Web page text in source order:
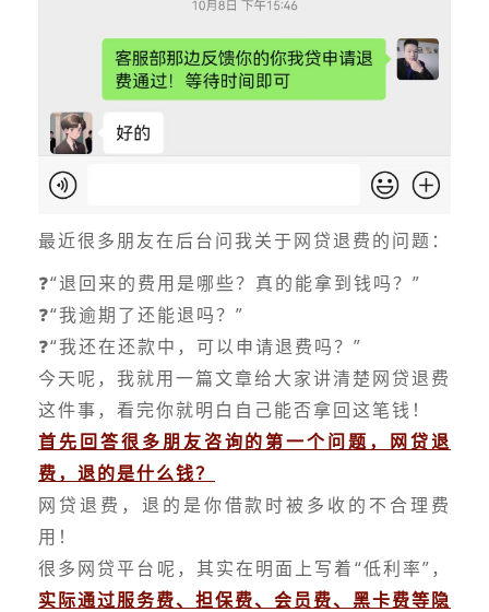
最近很多朋友在后台问我关于网贷退费的问题：
❓“退回来的费用是哪些？真的能拿到钱吗？”
❓“我逾期了还能退吗？”
❓“我还在还款中，可以申请退费吗？”
今天呢，我就用一篇文章给大家讲清楚网贷退费
这件事，看完你就明白自己能否拿回这笔钱！
首先回答很多朋友咨询的第一个问题，网贷退
费，退的是什么钱？
网贷退费，退的是你借款时被多收的不合理费
用！
很多网贷平台呢，其实在明面上写着“低利率”，
实际通过服务费、担保费、会员费、黑卡费等隐